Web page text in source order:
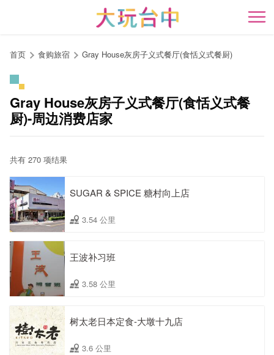
开
首页 食购旅宿 Gray House灰房子义式餐厅(食恬义式餐厨)
Gray House灰房子义式餐厅(食恬义式餐
厨)-周边消费店家
共有 270 项结果
SUGAR & SPICE 糖村向上店
3.54 公里
王波补习班
3.58 公里
树太老日本定食-大墩十九店
3.6 公里